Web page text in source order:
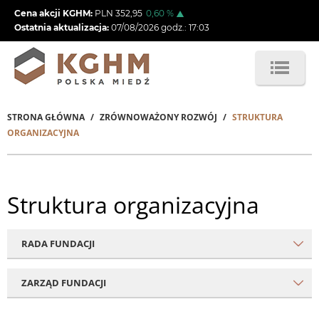
Przejdź
treści
Cena akcji KGHM: PLN 352,95 0,60 %
Ostatnia aktualizacja: 07/08/2026 godz.: 17:03
Ścieżka
nawigacyjna
STRONA GŁÓWNA ZRÓWNOWAŻONY ROZWÓJ
STRUKTURA
ORGANIZACYJNA
Struktura organizacyjna
RADA FUNDACJI
ZARZĄD FUNDACJI